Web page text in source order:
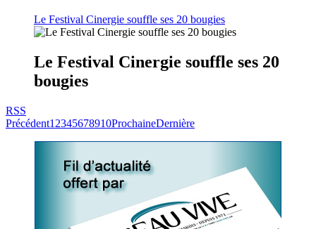
Le Festival Cinergie souffle ses 20 bougies
Le Festival Cinergie souffle ses 20
bougies
RSS
Précédent1 2345678910ProchaineDernière